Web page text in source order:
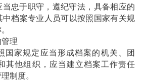
忠于职守，遵纪守法，具备相应的
档案专业人员可以按照国家有关规
理
家规定应当形成档案的机关、团
其他组织，应当建立档案工作责任
制度。